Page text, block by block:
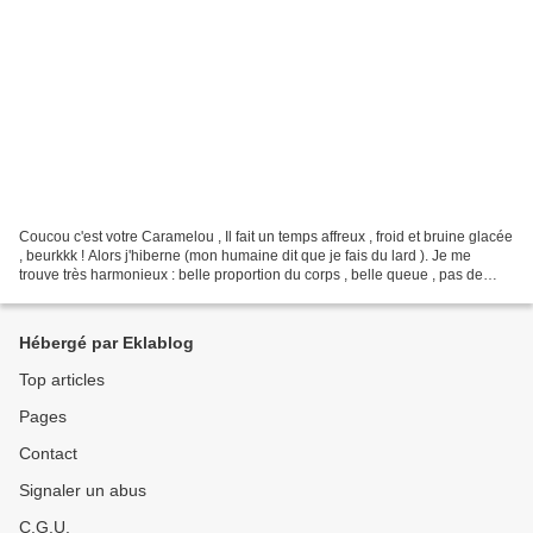
Coucou c'est votre Caramelou , Il fait un temps affreux , froid et bruine glacée
, beurkkk ! Alors j'hiberne (mon humaine dit que je fais du lard ). Je me
trouve très harmonieux : belle proportion du corps , belle queue , pas de
Hébergé par Eklablog
Top articles
Pages
Contact
Signaler un abus
C.G.U.